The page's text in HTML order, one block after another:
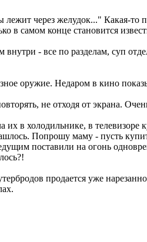
через желудок..." Какая-то
самом конце становится
- все по разделам, суп
оружие. Недаром в кино
не отходя от экрана.
в холодильнике, в телевизоре
Попрошу маму - пусть
поставили на огонь
продается уже